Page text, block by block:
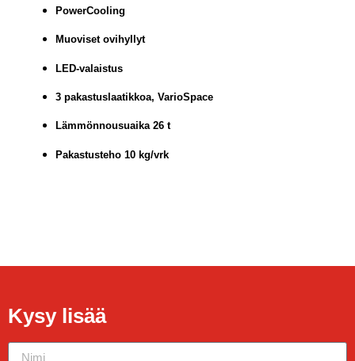
PowerCooling
Muoviset ovihyllyt
LED-valaistus
3 pakastuslaatikkoa, VarioSpace
Lämmönnousuaika 26 t
Pakastusteho 10 kg/vrk
Kysy lisää